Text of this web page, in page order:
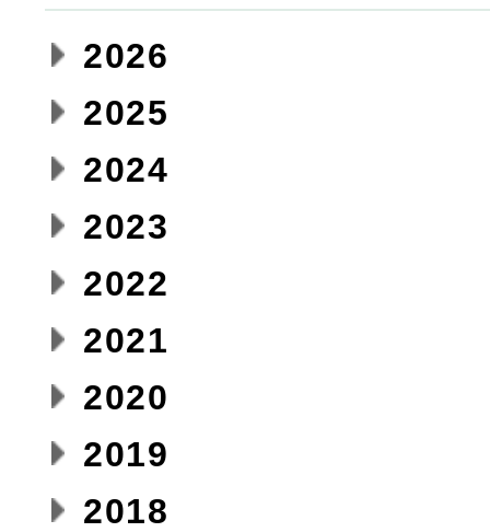
2026
2025
2024
2023
2022
2021
2020
2019
2018